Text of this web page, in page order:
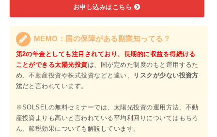
お申し込みはこちら
MEMO：国の保障がある副業知ってる？
第2の年金としても注目されており、長期的に収益を得続ける
ことができる太陽光投資は、国が定めた制度のもと運用するた
め、不動産投資や株式投資などと違い、
リスクが少ない投資方
法だと言われています。
※SOLSELの無料セミナーでは、太陽光投資の運用方法、不動
産投資よりも高いと言われている平均利回りについてはもちろ
ん、節税効果についても解説しています。